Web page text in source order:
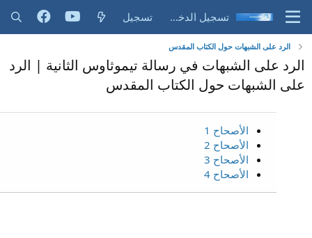
تسجيل الدخول تسجيل
الرد على الشبهات حول الكتاب المقدس
الرد على الشبهات في رسالة تيموثاوس الثانية | الرد
على الشبهات حول الكتاب المقدس
الأصحاح 1
الأصحاح 2
الأصحاح 3
الأصحاح 4